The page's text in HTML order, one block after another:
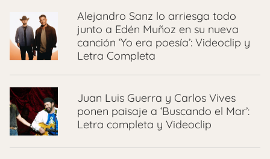
Alejandro Sanz lo arriesga todo
junto a Edén Muñoz en su nueva
canción ‘Yo era poesía’: Videoclip y
Letra Completa
Juan Luis Guerra y Carlos Vives
ponen paisaje a ‘Buscando el Mar’:
Letra completa y Videoclip